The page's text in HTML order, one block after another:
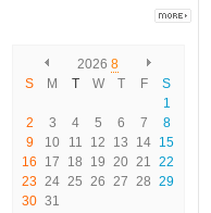
2026 8
S
M T W T F
S
1
2
3 4 5 6 7
8
9
10 11 12 13 14 15
16
17 18 19 20 21
22
23 24 25 26 27 28 29
30 31